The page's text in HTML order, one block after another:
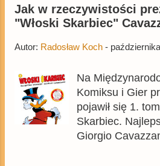
edycji zabrakło o
Poza kioskami
Egmont.pl .
Jak w rzeczywistości
"Włoski Skarbiec"
Autor: Radosław Koch -
Na
Komiksu i Gier
pojawił się 1.
Skarbiec.
Giorgio